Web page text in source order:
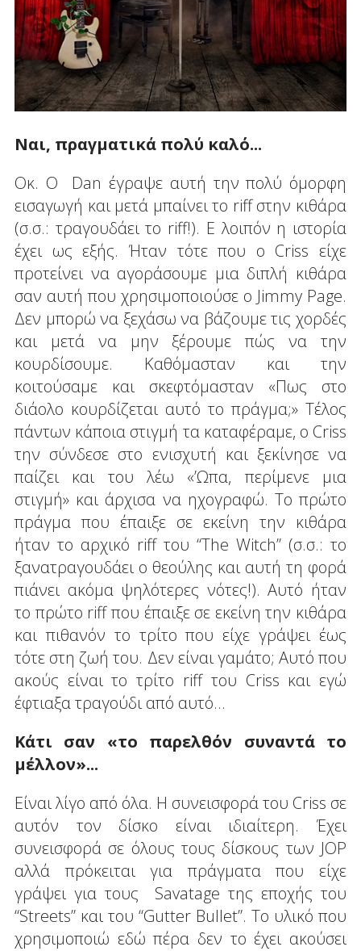
Ναι, πραγματικά πολύ καλό...
Οκ. Ο Dan έγραψε αυτή την πολύ όμορφη
εισαγωγή και μετά μπαίνει το riff στην κιθάρα
(σ.σ.: τραγουδάει το riff!). Ε λοιπόν η ιστορία
έχει ως εξής. Ήταν τότε που ο Criss είχε
προτείνει να αγοράσουμε μια διπλή κιθάρα
σαν αυτή που χρησιμοποιούσε ο Jimmy Page.
Δεν μπορώ να ξεχάσω να βάζουμε τις χορδές
και μετά να μην ξέρουμε πώς να την
κουρδίσουμε. Καθόμασταν και την
κοιτούσαμε και σκεφτόμασταν «Πως στο
διάολο κουρδίζεται αυτό το πράγμα;» Τέλος
πάντων κάποια στιγμή τα καταφέραμε, ο Criss
την σύνδεσε στο ενισχυτή και ξεκίνησε να
παίζει και του λέω «’Ωπα, περίμενε μια
στιγμή» και άρχισα να ηχογραφώ. Το πρώτο
πράγμα που έπαιξε σε εκείνη την κιθάρα
ήταν το αρχικό riff του “The Witch” (σ.σ.: το
ξανατραγουδάει ο θεούλης και αυτή τη φορά
πιάνει ακόμα ψηλότερες νότες!). Αυτό ήταν
το πρώτο riff που έπαιξε σε εκείνη την κιθάρα
και πιθανόν το τρίτο που είχε γράψει έως
τότε στη ζωή του. Δεν είναι γαμάτο; Αυτό που
ακούς είναι το τρίτο riff του Criss και εγώ
έφτιαξα τραγούδι από αυτό...
Κάτι σαν «το παρελθόν συναντά το
μέλλον»...
Είναι λίγο από όλα. Η συνεισφορά του Criss σε
αυτόν τον δίσκο είναι ιδιαίτερη. Έχει
συνεισφορά σε όλους τους δίσκους των JOP
αλλά πρόκειται για πράγματα που είχε
γράψει για τους Savatage της εποχής του
“Streets” και του “Gutter Bullet”. Το υλικό που
χρησιμοποιώ εδώ πέρα δεν το έχει ακούσει